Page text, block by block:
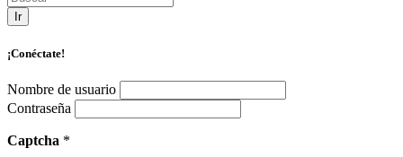
Ir
¡Conéctate!
Nombre de usuario
Contraseña
Captcha *